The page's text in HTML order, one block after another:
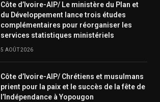
Côte d’Ivoire-AIP/ Le ministère du Plan et
du Développement lance trois études
complémentaires pour réorganiser les
services statistiques ministériels
5 AOÛT 2026
Côte d’Ivoire-AIP/ Chrétiens et musulmans
prient pour la paix et le succès de la fête de
l’Indépendance à Yopougon